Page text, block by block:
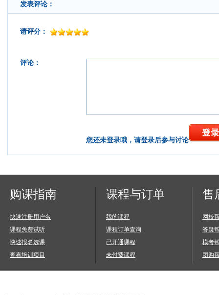
发表评论：
请评分：
评论：
您还未登录哦，请登录后参与讨论
购课指南
快速注册用户名
课程免费试听
快速报名选课
查看培训项目
课程与订单
我的课程
课程订单查询
已开通课程
未付费课程
售
网校
答疑
模考
团购